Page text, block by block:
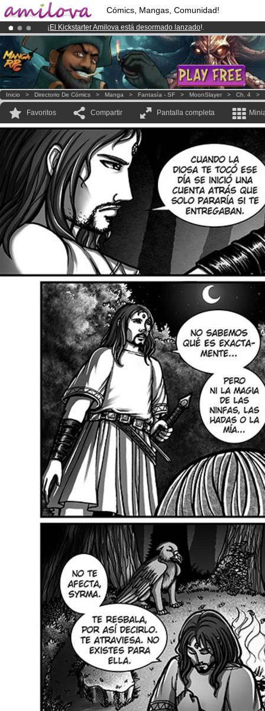
Cómics, Mangas, Comunidad!
¡ El Kickstarter Amilova está desormado lanzado!.
¡Conviertete en Premium por3.95 eurosal mes!Hazte Premium ya
¡Ya tenemos 100000miembrosy 1000 Cómics y Mangas!.
Inicio > Directorio De Cómics > Manga > Fantasía - SF > MoonSlayer > Ch. 4 >
Favoritos Compartir Pantalla completa